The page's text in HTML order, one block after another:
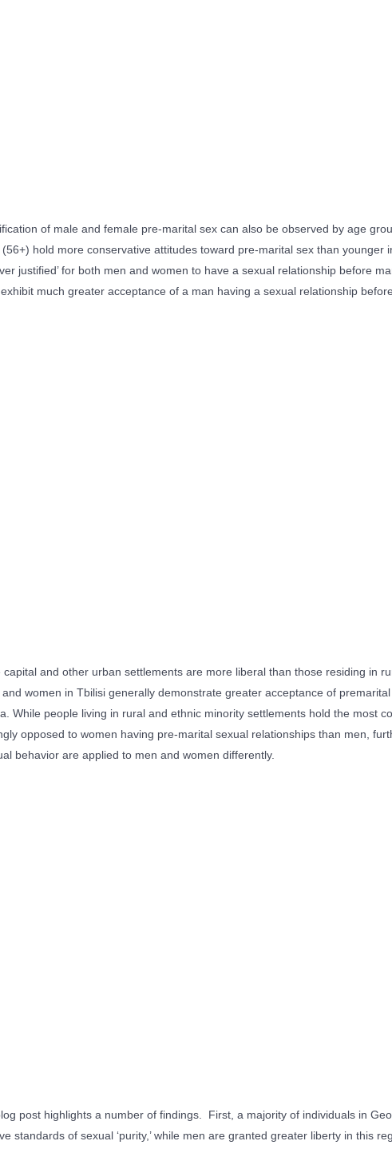
of male and female pre-marital sex can also be observed by age
hold more conservative attitudes toward pre-marital sex than younger
justified’ for both men and women to have a sexual relationship before
much greater acceptance of a man having a sexual relationship
and other urban settlements are more liberal than those residing in
women in Tbilisi generally demonstrate greater acceptance of
While people living in rural and ethnic minority settlements hold the most
opposed to women having pre-marital sexual relationships than men,
behavior are applied to men and women differently.
post highlights a number of findings. First, a majority of individuals in
standards of sexual ‘purity,’ while men are granted greater liberty in this